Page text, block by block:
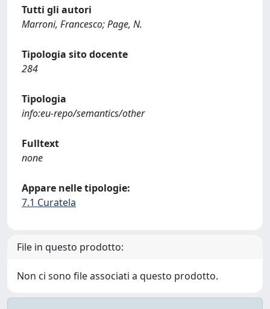
Tutti gli autori
Marroni, Francesco; Page, N.
Tipologia sito docente
284
Tipologia
info:eu-repo/semantics/other
Fulltext
none
Appare nelle tipologie:
7.1 Curatela
File in questo prodotto:
Non ci sono file associati a questo prodotto.